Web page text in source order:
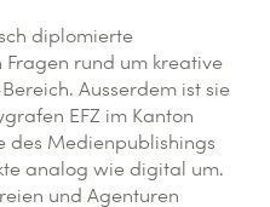
diplomierte
rund um kreative
Ausserdem ist sie
EFZ im Kanton
des Medienpublishings
analog wie digital um.
und Agenturen